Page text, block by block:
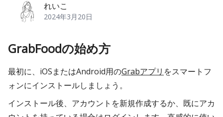
れいこ
2024年3月20日
GrabFoodの始め方
最初に、iOSまたはAndroid用のGrabアプリ をスマートフ
ォンにインストールしましょう。
インストール後、アカウントを新規作成するか、既にアカ